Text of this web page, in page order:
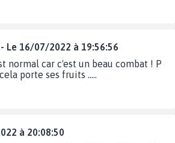
Le 16/07/2022 à 19:56:56
normal car c'est un beau combat ! P
porte ses fruits .....
à 20:08:50